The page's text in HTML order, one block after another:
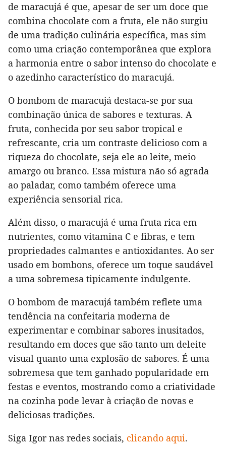
de maracujá é que, apesar de ser um doce que
combina chocolate com a fruta, ele não surgiu
de uma tradição culinária específica, mas sim
como uma criação contemporânea que explora
a harmonia entre o sabor intenso do chocolate e
o azedinho característico do maracujá.
O bombom de maracujá destaca-se por sua
combinação única de sabores e texturas. A
fruta, conhecida por seu sabor tropical e
refrescante, cria um contraste delicioso com a
riqueza do chocolate, seja ele ao leite, meio
amargo ou branco. Essa mistura não só agrada
ao paladar, como também oferece uma
experiência sensorial rica.
Além disso, o maracujá é uma fruta rica em
nutrientes, como vitamina C e fibras, e tem
propriedades calmantes e antioxidantes. Ao ser
usado em bombons, oferece um toque saudável
a uma sobremesa tipicamente indulgente.
O bombom de maracujá também reflete uma
tendência na confeitaria moderna de
experimentar e combinar sabores inusitados,
resultando em doces que são tanto um deleite
visual quanto uma explosão de sabores. É uma
sobremesa que tem ganhado popularidade em
festas e eventos, mostrando como a criatividade
na cozinha pode levar à criação de novas e
deliciosas tradições.
Siga Igor nas redes sociais, clicando aqui.